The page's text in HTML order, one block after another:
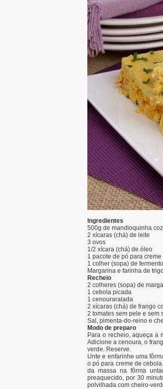
Ingredientes
500g de mandioquinha
2 xícaras (chá) de leite
3 ovos
1/2 xícara (chá) de óleo
1 pacote de pó para
1 colher (sopa) de
Margarina e farinha de
Recheio
2 colheres (sopa) de
1 cebola picada
1 cenouraralada
2 xícaras (chá) de frango
2 tomates sem pele e sem
Sal, pimenta-do-reino e
Modo de preparo
Para o recheio, aqueça a
Adicione a cenoura, o
verde. Reserve.
Unte e enfarinhe uma
o pó para creme de
da massa na fôrma
preaquecido, por 30
polvilhada com cheiro-